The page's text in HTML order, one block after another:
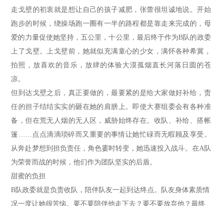
走戈壁的初衷就是想让自己的孩子减肥，张蕾很坦诚地说。开始
跑步的时候，绕操场跑一圈有一半的路程都是靠走来完成的，母
爱的力量促使她坚持，五公里，十公里，最后终于作为B队的政委
上了戈壁。上戈壁前，她就似充满童心的少女，满怀各种希冀，
拍照，放喜欢的音乐，放肆的体验大漠孤烟直长河落日圆的苍
凉。
但到达戈壁之后，真正要做的，最要紧的是给大家做好补给，责
任的担子结结实实的砸在她的肩膀上。即使大赛组委会有各种准
备，但在荒无人烟的无人区，威胁始终存在。收队、补给、搭帐
篷……点点滴滴琐碎而又重要的事情让她忙碌而无暇顾及享受。
从奔赴梦想到担负责任，角色霎时转变，她迅速投入战斗。在A队
为荣誉而战的时候，他们作为团队坚实的后盾。
甜蜜的负担
B队政委就是负责收队，陪伴队友一起到达终点。队友身体素质情
况一度让她很苦恼。要不要陪伴他走下去？要不要放弃他？最终